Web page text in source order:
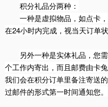
积分礼品分两种：
一种是虚拟物品，如点卡
在24小时内完成，视当天订单状
另外一种是实体礼品，您
个工作内寄出，而且邮费由卡
我们会在积分订单里备注寄送
过邮件的形式第一时间通知您。